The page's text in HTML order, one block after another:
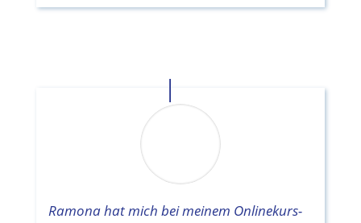
Ramona hat mich bei meinem Onlinekurs-